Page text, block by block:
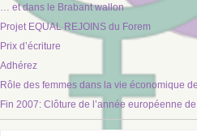
… et dans le Brabant wallon
Projet EQUAL REJOINS du Forem
Prix d’écriture
Adhérez
Rôle des femmes dans la vie économique
Fin 2007: Clôture de l’année européenne